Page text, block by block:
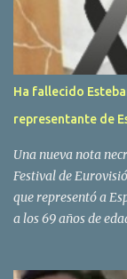
s
Ha fallecido
representante de
Una nueva nota
Festival de
que representó a
a los 69 años de